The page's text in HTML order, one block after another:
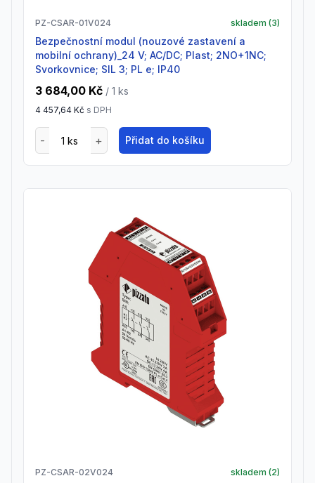
PZ-CSAR-01V024 skladem (3)
Bezpečnostní modul (nouzové zastavení a
mobilní ochrany)_24 V; AC/DC; Plast; 2NO+1NC;
Svorkovnice; SIL 3; PL e; IP40
3 684,00 Kč / 1 ks
4 457,64 Kč s DPH
Přidat do košíku
PZ-CSAR-02V024 skladem (2)